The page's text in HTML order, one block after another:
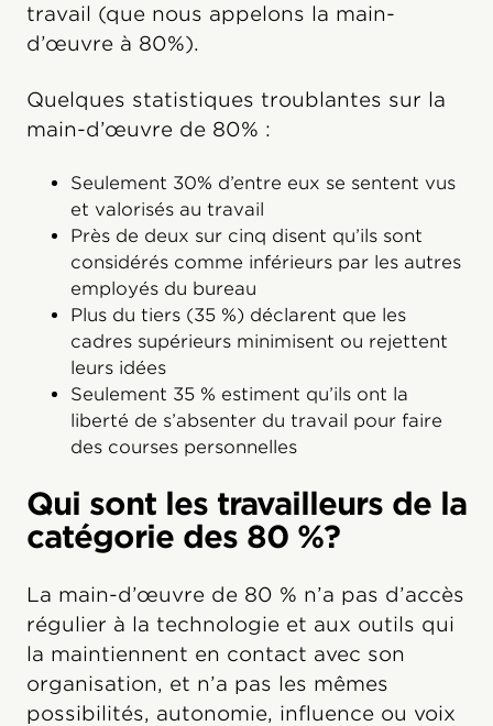
travail (que nous appelons la main-
d’œuvre à 80%).
Quelques statistiques troublantes sur la
main-d’œuvre de 80% :
Seulement 30% d’entre eux se sentent vus
et valorisés au travail
Près de deux sur cinq disent qu’ils sont
considérés comme inférieurs par les autres
employés du bureau
Plus du tiers (35 %) déclarent que les
cadres supérieurs minimisent ou rejettent
leurs idées
Seulement 35 % estiment qu’ils ont la
liberté de s’absenter du travail pour faire
des courses personnelles
Qui sont les travailleurs de la
catégorie des 80 %?
La main-d’œuvre de 80 % n’a pas d’accès
régulier à la technologie et aux outils qui
la maintiennent en contact avec son
organisation, et n’a pas les mêmes
possibilités, autonomie, influence ou voix